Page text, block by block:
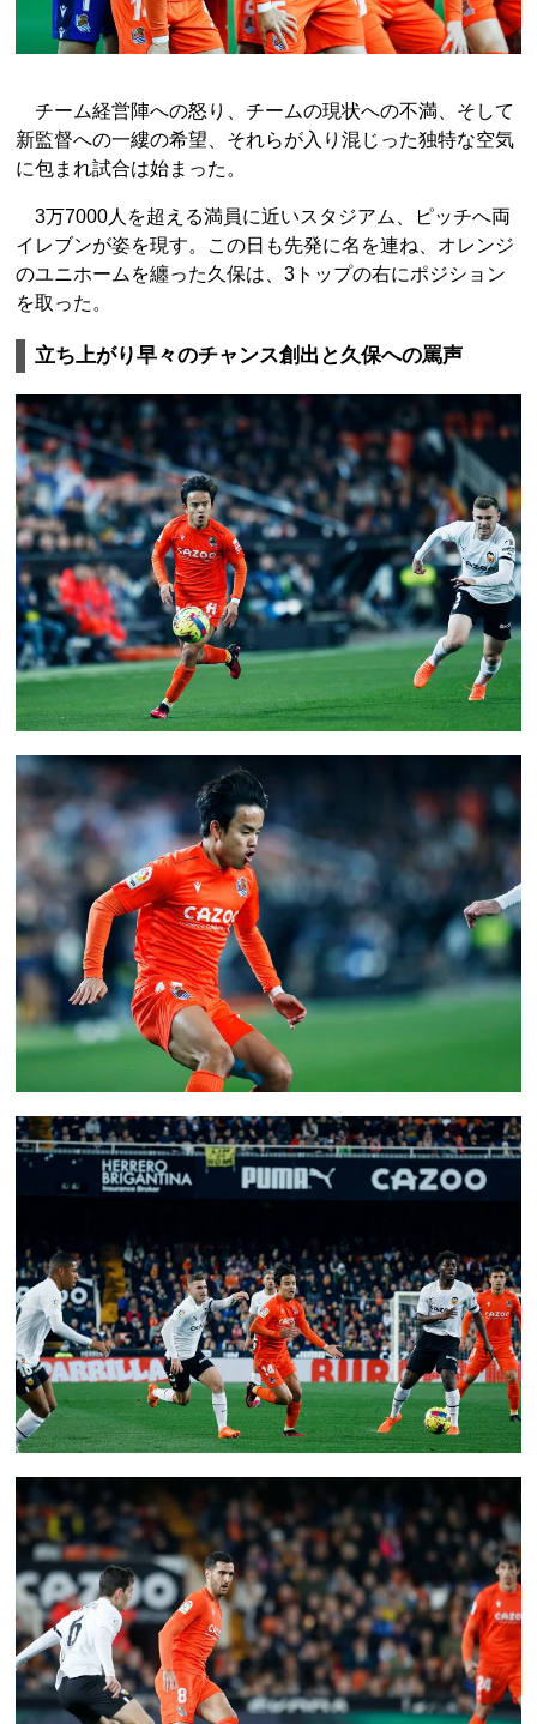
チーム経営陣への怒り、チームの現状への不満、そして
新監督への一縷の希望、それらが入り混じった独特な空気
に包まれ試合は始まった。
3万7000人を超える満員に近いスタジアム、ピッチへ両
イレブンが姿を現す。この日も先発に名を連ね、オレンジ
のユニホームを纏った久保は、3トップの右にポジション
を取った。
立ち上がり早々のチャンス創出と久保への罵声